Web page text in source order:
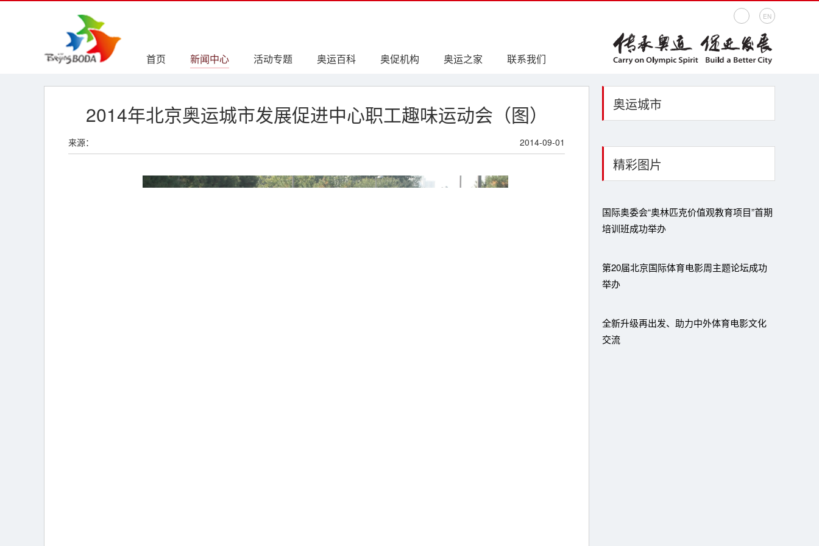
EN
首页 新闻中心 活动专题 奥运百科 奥促机构 奥运之家 联系我们
2014年北京奥运城市发展促进中心职工趣味运动会（图）
来源： 2014-09-01
奥运城市
精彩图片
国际奥委会“奥林匹克价值观教育项目”首期
培训班成功举办
第20届北京国际体育电影周主题论坛成功
举办
全新升级再出发、助力中外体育电影文化
交流